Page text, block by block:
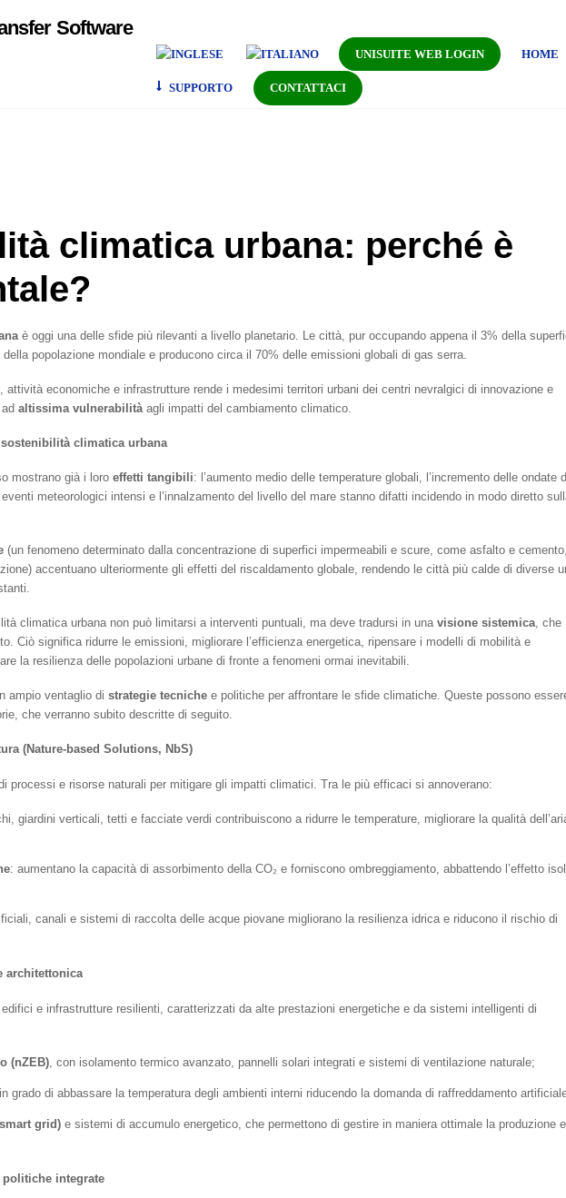
UNISUITE WEB LOGIN HOME
SUPPORTO CONTATTACI
climatica urbana: perché è
è oggi una delle sfide più rilevanti a livello planetario. Le città, pur occupando appena il 3% della
popolazione mondiale e producono circa il 70% delle emissioni globali di gas serra.
attività economiche e infrastrutture rende i medesimi territori urbani dei centri nevralgici di innovazione e
altissima vulnerabilitàagli impatti del cambiamento climatico.
climatica urbana
mostrano già i loro effetti tangibili: l’aumento medio delle temperature globali, l’incremento delle ondate
meteorologici intensi e l’innalzamento del livello del mare stanno difatti incidendo in modo diretto
(un fenomeno determinato dalla concentrazione di superfici impermeabili e scure, come asfalto e
accentuano ulteriormente gli effetti del riscaldamento globale, rendendo le città più calde di diverse
climatica urbana non può limitarsi a interventi puntuali, ma deve tradursi in una visione sistemica , che
Ciò significa ridurre le emissioni, migliorare l’efficienza energetica, ripensare i modelli di mobilità e
la resilienza delle popolazioni urbane di fronte a fenomeni ormai inevitabili.
ampio ventaglio di strategie tecniche e politiche per affrontare le sfide climatiche. Queste possono
che verranno subito descritte di seguito.
(Nature-based Solutions, NbS)
processi e risorse naturali per mitigare gli impatti climatici. Tra le più efficaci si annoverano:
giardini verticali, tetti e facciate verdi contribuiscono a ridurre le temperature, migliorare la qualità
: aumentano la capacità di assorbimento della CO₂ e forniscono ombreggiamento, abbattendo l’effetto
canali e sistemi di raccolta delle acque piovane migliorano la resilienza idrica e riducono il rischio di
architettonica
e infrastrutture resilienti, caratterizzati da alte prestazioni energetiche e da sistemi intelligenti di
(nZEB), con isolamento termico avanzato, pannelli solari integrati e sistemi di ventilazione naturale;
grado di abbassare la temperatura degli ambienti interni riducendo la domanda di raffreddamento
grid)e sistemi di accumulo energetico, che permettono di gestire in maniera ottimale la produzione
integrate